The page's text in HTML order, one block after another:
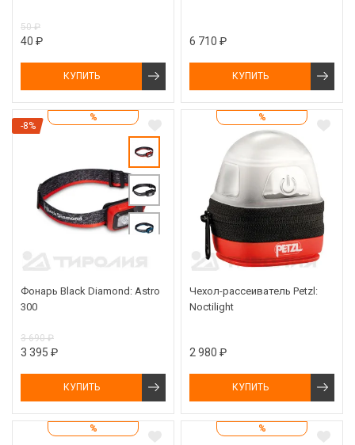
50 ₽
40 ₽
КУПИТЬ
6 710 ₽
КУПИТЬ
%
-8%
Фонарь Black Diamond: Astro
300
3 690 ₽
3 395 ₽
КУПИТЬ
%
Чехол-рассеиватель Petzl:
Noctilight
2 980 ₽
КУПИТЬ
% %